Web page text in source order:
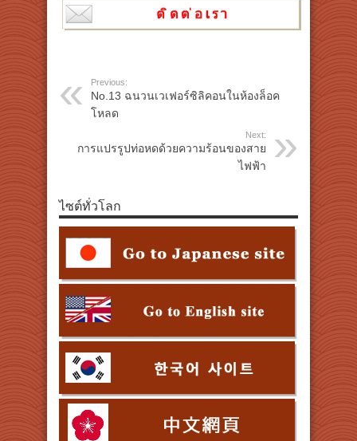
Previous:
No.13 ฉนวนเวเฟอร์ซิลิคอนในห้องล็อค
โหลด
Next:
การแปรรูปท่อหดด้วยความร้อนของสาย
ไฟฟ้า
ไซต์ทั่วโลก